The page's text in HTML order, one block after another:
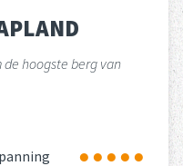
hoogste berg van